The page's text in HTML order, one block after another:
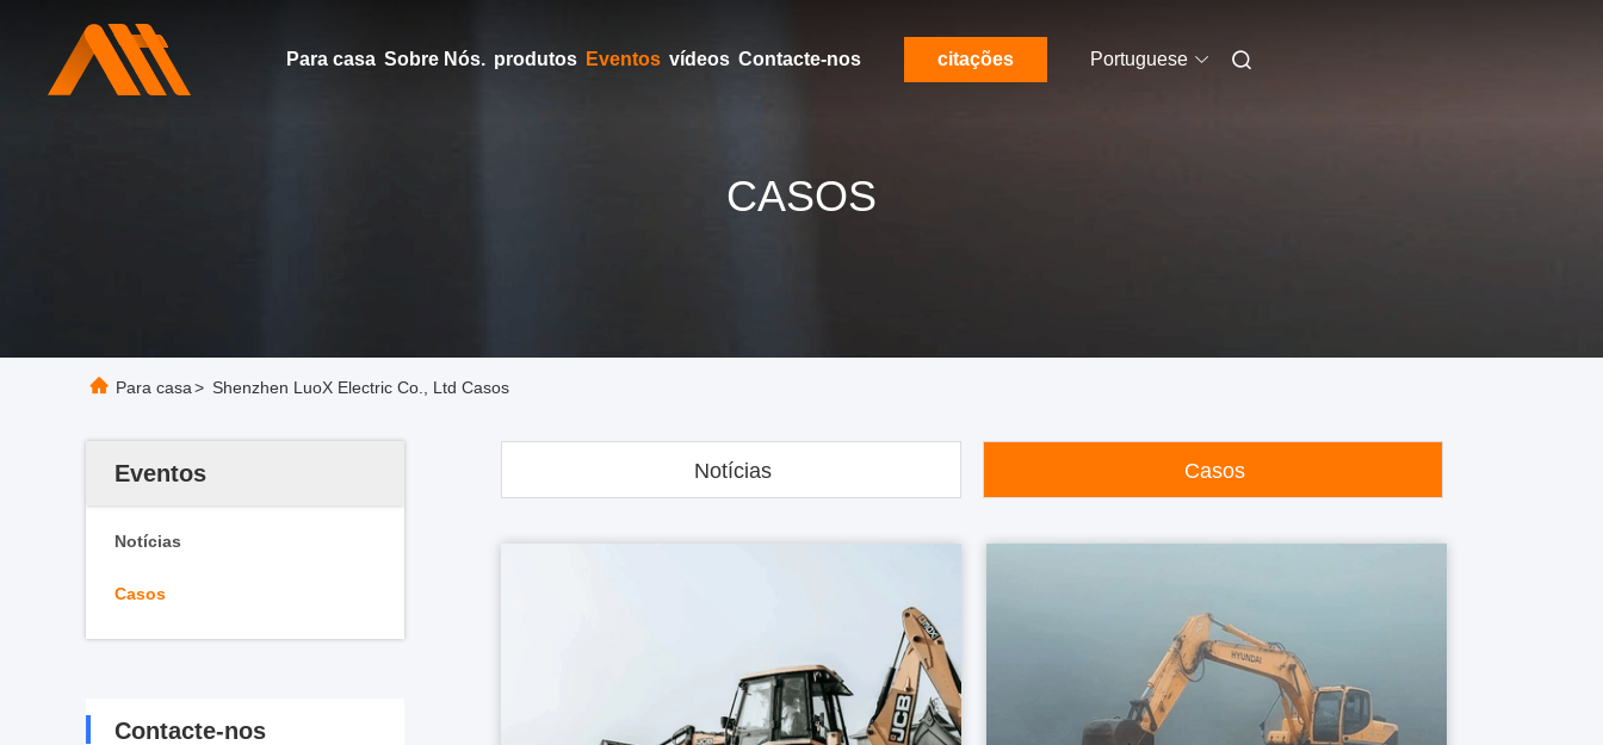
Para casa Sobre Nós. produtos Eventos vídeos Contacte-nos citações Portuguese
CASOS
Para casa> Shenzhen LuoX Electric Co., Ltd Casos
Eventos
Notícias
Casos
Contacte-nos
Notícias Casos